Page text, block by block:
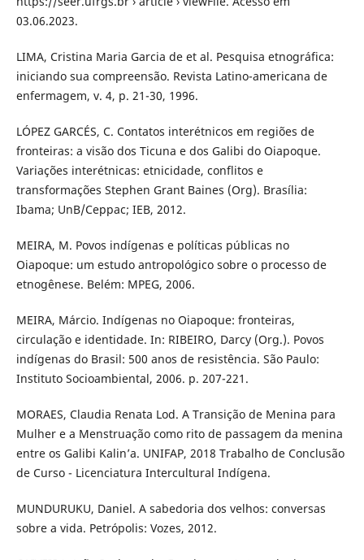
03.06.2023.
LIMA, Cristina Maria Garcia de et al. Pesquisa etnográfica:
iniciando sua compreensão. Revista Latino-americana de
enfermagem, v. 4, p. 21-30, 1996.
LÓPEZ GARCÉS, C. Contatos interétnicos em regiões de
fronteiras: a visão dos Ticuna e dos Galibi do Oiapoque.
Variações interétnicas: etnicidade, conflitos e
transformações Stephen Grant Baines (Org). Brasília:
Ibama; UnB/Ceppac; IEB, 2012.
MEIRA, M. Povos indígenas e políticas públicas no
Oiapoque: um estudo antropológico sobre o processo de
etnogênese. Belém: MPEG, 2006.
MEIRA, Márcio. Indígenas no Oiapoque: fronteiras,
circulação e identidade. In: RIBEIRO, Darcy (Org.). Povos
indígenas do Brasil: 500 anos de resistência. São Paulo:
Instituto Socioambiental, 2006. p. 207-221.
MORAES, Claudia Renata Lod. A Transição de Menina para
Mulher e a Menstruação como rito de passagem da menina
entre os Galibi Kalin’a. UNIFAP, 2018 Trabalho de Conclusão
de Curso - Licenciatura Intercultural Indígena.
MUNDURUKU, Daniel. A sabedoria dos velhos: conversas
sobre a vida. Petrópolis: Vozes, 2012.